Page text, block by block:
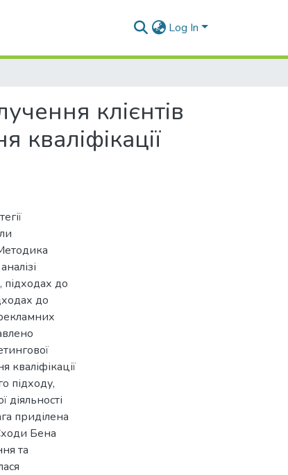
Log In
клієнтів
кваліфікації
до
до
кваліфікації
підходу,
діяльності
приділена
Бена
та